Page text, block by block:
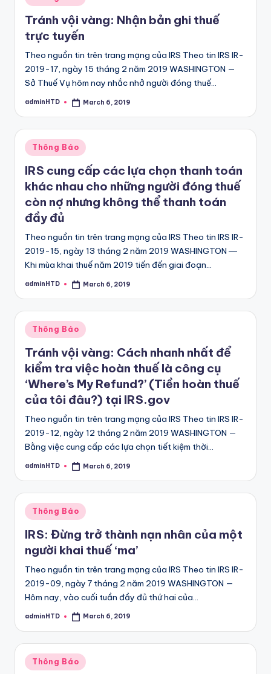
in
Tránh vội vàng: Nhận bản ghi thuế
trực tuyến
Theo nguồn tin trên trang mạng của IRS Theo tin IRS IR-
2019-17, ngày 15 tháng 2 năm 2019 WASHINGTON —
Sở Thuế Vụ hôm nay nhắc nhở người đóng thuế…
Posted
adminHTD March 6, 2019
Posted
Thông Báo
IRS cung cấp các lựa chọn thanh toán
khác nhau cho những người đóng thuế
còn nợ nhưng không thể thanh toán
đầy đủ
Theo nguồn tin trên trang mạng của IRS Theo tin IRS IR-
2019-15, ngày 13 tháng 2 năm 2019 WASHINGTON ―
Khi mùa khai thuế năm 2019 tiến đến giai đoạn…
Posted
adminHTD March 6, 2019
Posted
in
Thông Báo
Tránh vội vàng: Cách nhanh nhất để
kiểm tra việc hoàn thuế là công cụ
‘Where’s My Refund?’ (Tiền hoàn thuế
của tôi đâu?) tại IRS.gov
Theo nguồn tin trên trang mạng của IRS Theo tin IRS IR-
2019-12, ngày 12 tháng 2 năm 2019 WASHINGTON —
Bằng việc cung cấp các lựa chọn tiết kiệm thời…
Posted
adminHTD March 6, 2019
Posted
in
Thông Báo
IRS: Đừng trở thành nạn nhân của một
người khai thuế ‘ma’
Theo nguồn tin trên trang mạng của IRS Theo tin IRS IR-
2019-09, ngày 7 tháng 2 năm 2019 WASHINGTON —
Hôm nay, vào cuối tuần đầy đủ thứ hai của…
Posted
adminHTD March 6, 2019
Posted
Thông Báo